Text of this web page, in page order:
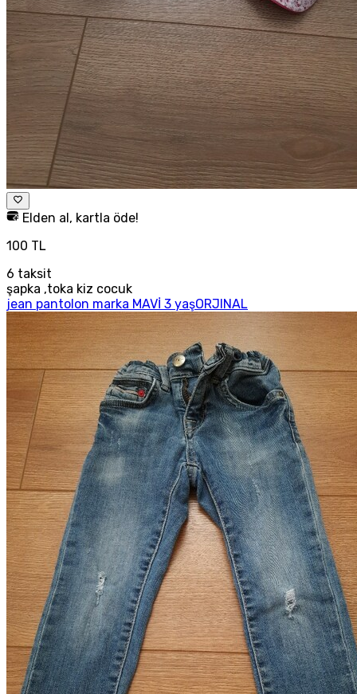
Elden al, kartla öde!
100 TL
6 taksit
şapka ,toka kiz cocuk
jean pantolon marka MAVİ 3 yaşORJINAL